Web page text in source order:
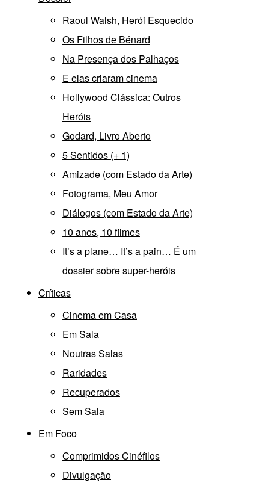
Raoul Walsh, Herói Esquecido
Os Filhos de Bénard
Na Presença dos Palhaços
E elas criaram cinema
Hollywood Clássica: Outros
Heróis
Godard, Livro Aberto
5 Sentidos (+ 1)
Amizade (com Estado da Arte)
Fotograma, Meu Amor
Diálogos (com Estado da Arte)
10 anos, 10 filmes
It’s a plane… It’s a pain… É um
dossier sobre super-heróis
Críticas
Cinema em Casa
Em Sala
Noutras Salas
Raridades
Recuperados
Sem Sala
Em Foco
Comprimidos Cinéfilos
Divulgação